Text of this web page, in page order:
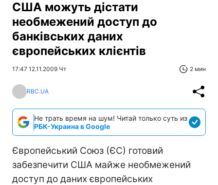
США можуть дістати
необмежений доступ до
банківських даних
європейських клієнтів
17:47 12.11.2009 Чт 2 мин
RBC.UA
Не трать время на шум! Читай только суть из
РБК-Украина в Google
Європейський Союз (ЄС) готовий
забезпечити США майже необмежений
доступ до даних європейських